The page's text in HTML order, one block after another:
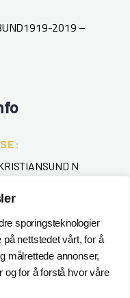
sporingsteknologier
på nettstedet vårt, for å
målrettede annonser,
og for å forstå hvor våre
1919-2019 –
N
: